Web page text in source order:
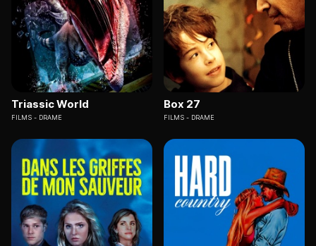
Triassic World
FILMS DRAME
Box 27
FILMS DRAME